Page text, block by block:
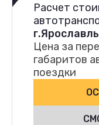
Расчет
г.Ярославль
Цена за
габаритов
поездки